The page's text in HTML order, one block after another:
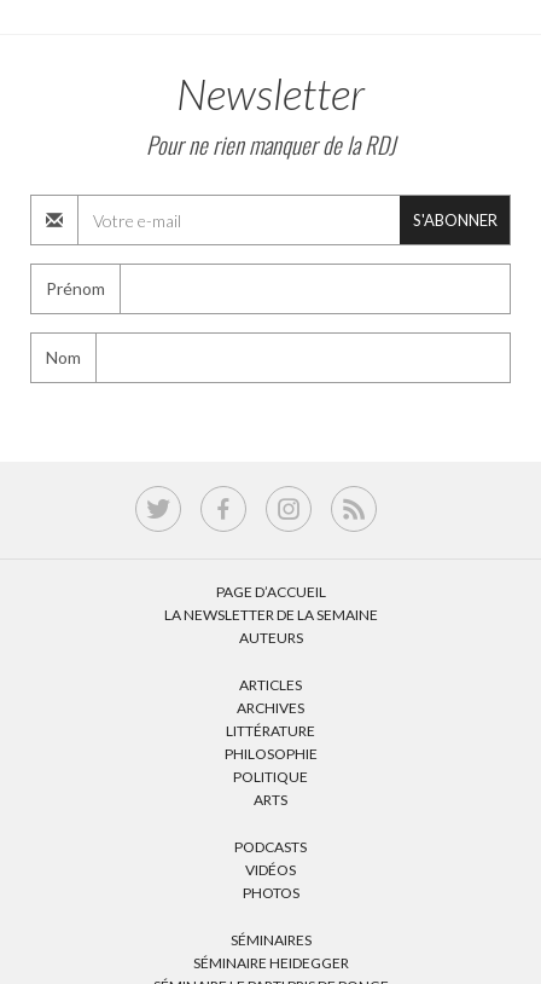
Newsletter
Pour ne rien manquer de la RDJ
S'ABONNER
Prénom
Nom
PAGE D’ACCUEIL
LA NEWSLETTER DE LA SEMAINE
AUTEURS
ARTICLES
ARCHIVES
LITTÉRATURE
PHILOSOPHIE
POLITIQUE
ARTS
PODCASTS
VIDÉOS
PHOTOS
SÉMINAIRES
SÉMINAIRE HEIDEGGER